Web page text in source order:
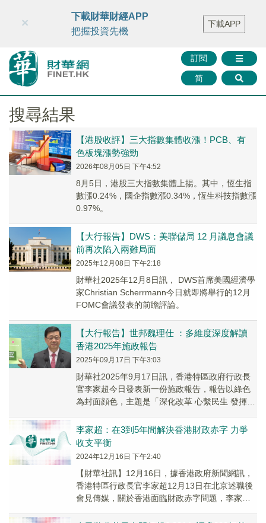
財華智庫網 FINTV FINMETA 財華證券 媒體矩陣
智庫沙龍
聯絡我們
訂閱
简
×
下載財華財經APP
把握投資先機
下載APP
搜尋結果
【港股收評】三大指數集體收漲！PCB、有
色板塊漲勢強勁
2026年08月05日 下午4:52
8月5日，港股三大指數集體上揚。其中，恆生指
數漲0.24%，國企指數漲0.34%，恆生科技指數漲
0.97%。
【大行報告】DWS：美聯儲局 12 月議息會議
前再次陷入兩難局面
2025年12月08日 下午2:18
財華社2025年12月8日訊， DWS首席美國經濟學
家Christian Scherrmann今日就即將舉行的12月
FOMC會議發表的前瞻評論。
【大行報告】世邦魏理仕 ：多維度深度解讀
香港2025年施政報告
2025年09月17日 下午3:03
財華社2025年9月17日訊，香港特區政府行政長
官李家超今日發表新一份施政報告，報告以綠色
為封面顔色，主題是「深化改革 心繫民生 發揮優
李家超：在3到5年間解決香港財政赤字 力爭
收支平衡
2024年12月16日 下午2:40
【財華社訊】12月16日，據香港政府新聞網訊，
香港特區行政長官李家超12月13日在北京述職後
會見傳媒，關於香港面臨財政赤字問題，李家超